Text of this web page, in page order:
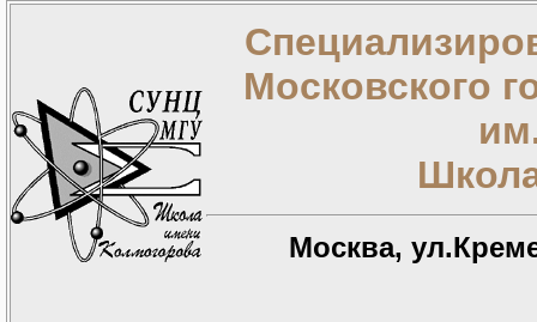
Московского
Москва,